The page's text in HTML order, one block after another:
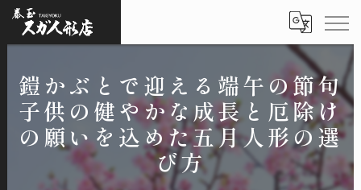
鎧かぶとで迎える端午の節句
子供の健やかな成長と厄除け
の願いを込めた五月人形の選
び方